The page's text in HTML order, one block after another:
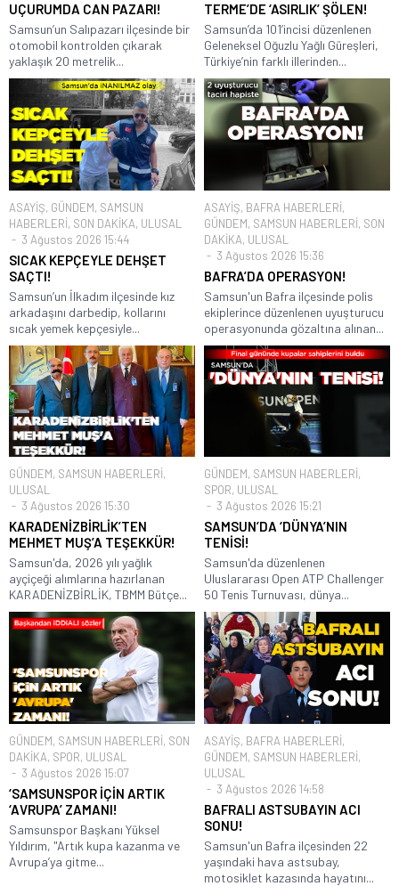
UÇURUMDA CAN PAZARI!
Samsun’un Salıpazarı ilçesinde bir
otomobil kontrolden çıkarak
yaklaşık 20 metrelik...
TERME’DE ‘ASIRLIK’ ŞÖLEN!
Samsun’da 101’incisi düzenlenen
Geleneksel Oğuzlu Yağlı Güreşleri,
Türkiye’nin farklı illerinden...
ASAYİŞ, GÜNDEM, SAMSUN
HABERLERİ, SON DAKİKA, ULUSAL
3 Ağustos 2026 15:44
SICAK KEPÇEYLE DEHŞET
SAÇTI!
Samsun’un İlkadım ilçesinde kız
arkadaşını darbedip, kollarını
sıcak yemek kepçesiyle...
ASAYİŞ, BAFRA HABERLERİ,
GÜNDEM, SAMSUN HABERLERİ, SON
DAKİKA, ULUSAL
3 Ağustos 2026 15:36
BAFRA’DA OPERASYON!
Samsun'un Bafra ilçesinde polis
ekiplerince düzenlenen uyuşturucu
operasyonunda gözaltına alınan...
GÜNDEM, SAMSUN HABERLERİ,
ULUSAL
3 Ağustos 2026 15:30
KARADENİZBİRLİK’TEN
MEHMET MUŞ’A TEŞEKKÜR!
Samsun'da, 2026 yılı yağlık
ayçiçeği alımlarına hazırlanan
KARADENİZBİRLİK, TBMM Bütçe...
GÜNDEM, SAMSUN HABERLERİ,
SPOR, ULUSAL
3 Ağustos 2026 15:21
SAMSUN’DA ‘DÜNYA’NIN
TENİSİ!
Samsun'da düzenlenen
Uluslararası Open ATP Challenger
50 Tenis Turnuvası, dünya...
GÜNDEM, SAMSUN HABERLERİ, SON
DAKİKA, SPOR, ULUSAL
3 Ağustos 2026 15:07
‘SAMSUNSPOR İÇİN ARTIK
‘AVRUPA’ ZAMANI!
Samsunspor Başkanı Yüksel
Yıldırım, "Artık kupa kazanma ve
Avrupa’ya gitme...
ASAYİŞ, BAFRA HABERLERİ,
GÜNDEM, SAMSUN HABERLERİ,
ULUSAL
3 Ağustos 2026 14:58
BAFRALI ASTSUBAYIN ACI
SONU!
Samsun'un Bafra ilçesinden 22
yaşındaki hava astsubay,
motosiklet kazasında hayatını...